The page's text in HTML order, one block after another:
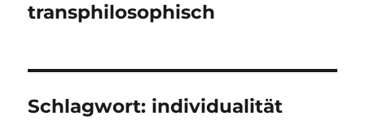
transphilosophisch
Schlagwort: individualität